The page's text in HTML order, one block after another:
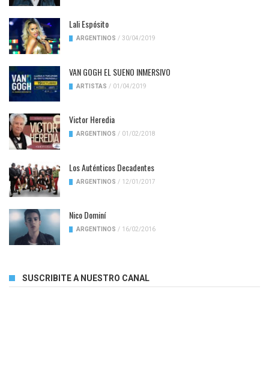
Lali Espósito
ARGENTINOS / 30/04/2019
VAN GOGH EL SUENO INMERSIVO
ARTISTAS / 01/04/2019
Victor Heredia
ARGENTINOS / 01/02/2018
Los Auténticos Decadentes
ARGENTINOS / 12/01/2017
Nico Dominí
ARGENTINOS / 16/02/2016
SUSCRIBITE A NUESTRO CANAL